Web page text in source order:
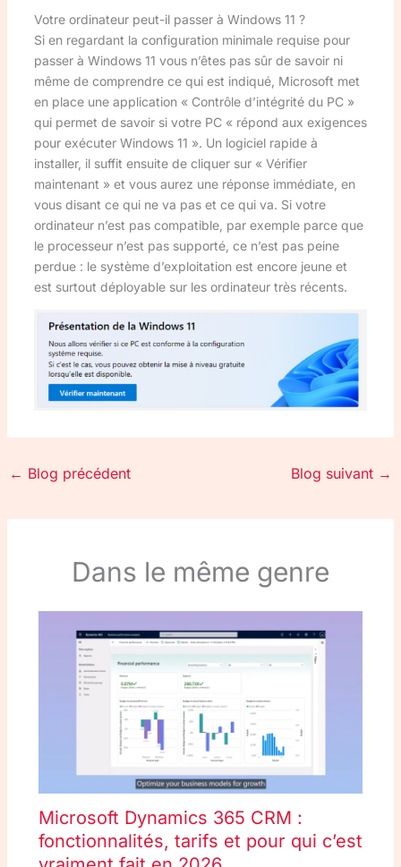
Votre ordinateur peut-il passer à Windows 11 ?
Si en regardant la configuration minimale requise pour
passer à Windows 11 vous n’êtes pas sûr de savoir ni
même de comprendre ce qui est indiqué, Microsoft met
en place une application « Contrôle d’intégrité du PC »
qui permet de savoir si votre PC « répond aux exigences
pour exécuter Windows 11 ». Un logiciel rapide à
installer, il suffit ensuite de cliquer sur « Vérifier
maintenant » et vous aurez une réponse immédiate, en
vous disant ce qui ne va pas et ce qui va. Si votre
ordinateur n’est pas compatible, par exemple parce que
le processeur n’est pas supporté, ce n’est pas peine
perdue : le système d’exploitation est encore jeune et
est surtout déployable sur les ordinateur très récents.
← Blog précédent Blog suivant →
Dans le même genre
Microsoft Dynamics 365 CRM :
fonctionnalités, tarifs et pour qui c’est